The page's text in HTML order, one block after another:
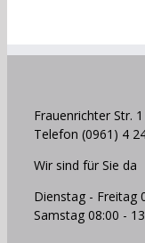
Frauenrichter Str.
Telefon (0961) 4
Wir sind für Sie da
Dienstag - Freitag
Samstag 08:00 -